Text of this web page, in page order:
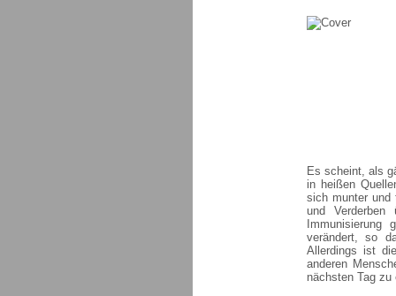
Es scheint, als
in heißen
sich munter und
und
verändert, so
Allerdings ist
anderen
nächsten Tag zu